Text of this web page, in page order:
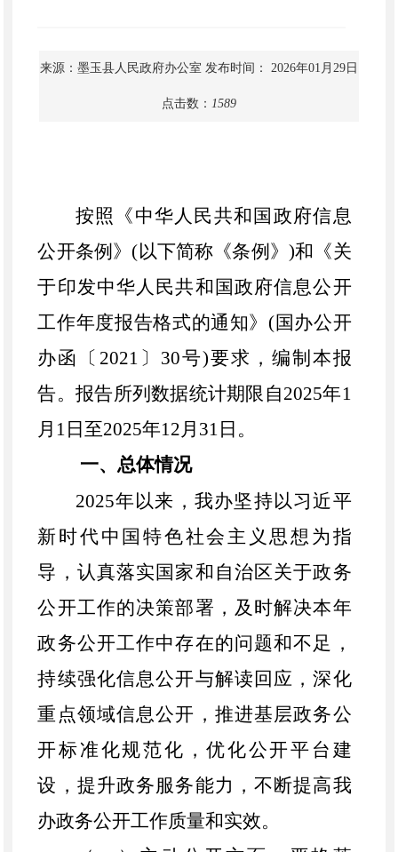
来源：墨玉县人民政府办公室 发布时间： 2026年01月29日
点击数： 1589
按照
《中华人民共和国政府信息
公开条例》 (以下简称《条例》 )和《关
于印发中华人民共和国政府信息公开
工作年度报告格式的通知》 (国办公开
办函〔 2021 〕 30号)要求，编制本报
告。报告所列数据统计期限自2025年1
月 1 日至2025年12 月 31 日。
一、总体情况
2025年以来，我办坚持以习近平
新时代中国特色社会主义思想为指
导，认真落实国家和自治区关于政务
公开工作的决策部署，及时解决本年
政务公开工作中存在的问题和不足，
持续强化信息公开与解读回应，深化
重点领域信息公开，推进基层政务公
开标准化规范化，优化公开平台建
设，提升政务服务能力，不断提高我
办政务公开工作质量和实效。